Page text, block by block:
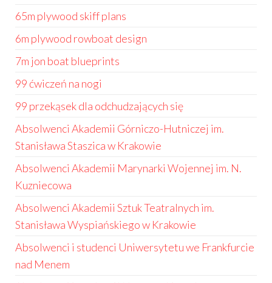
65m plywood skiff plans
6m plywood rowboat design
7m jon boat blueprints
99 ćwiczeń na nogi
99 przekąsek dla odchudzających się
Absolwenci Akademii Górniczo-Hutniczej im.
Stanisława Staszica w Krakowie
Absolwenci Akademii Marynarki Wojennej im. N.
Kuzniecowa
Absolwenci Akademii Sztuk Teatralnych im.
Stanisława Wyspiańskiego w Krakowie
Absolwenci i studenci Uniwersytetu we Frankfurcie
nad Menem